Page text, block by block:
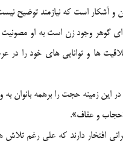
و آشكار است كه نيازمند توضيح
گوهر وجود زن است به او مصونيت
ها و توانايي هاي خود را در
اين زمينه حجت را برهمه بانوان
و عفاف».
افتخار دارند كه علي رغم